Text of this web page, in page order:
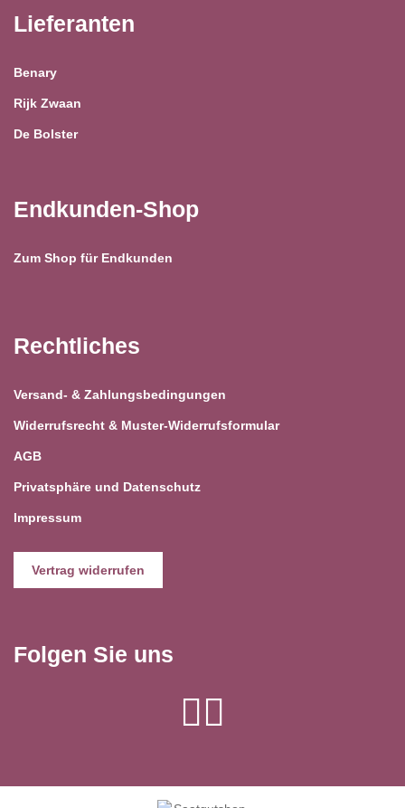
Lieferanten
Benary
Rijk Zwaan
De Bolster
Endkunden-Shop
Zum Shop für Endkunden
Rechtliches
Versand- & Zahlungsbedingungen
Widerrufsrecht & Muster-Widerrufsformular
AGB
Privatsphäre und Datenschutz
Impressum
Vertrag widerrufen
Folgen Sie uns